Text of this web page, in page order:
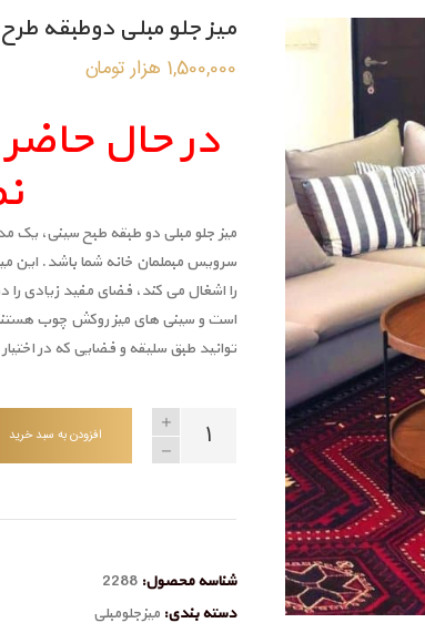
میز جلو مبلی دوطبقه
1,500,000 هزار تومان
در حال
میز جلو مبلی دو طبقه طبح سینی،
سرویس مبملمان خانه شما باشد. این
را اشغال می کند، فضای مفید زیادی را
توانید طبق سلیقه و فضایی که در
افزودن به سبد خرید
شناسه محصول: 2288
دسته بندی: میزجلومبلی